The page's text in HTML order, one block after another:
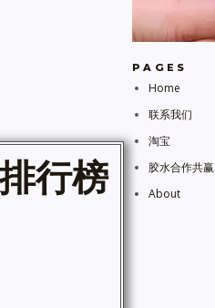
行榜
PAGES
Home
联系我们
淘宝
胶水合作共赢
About